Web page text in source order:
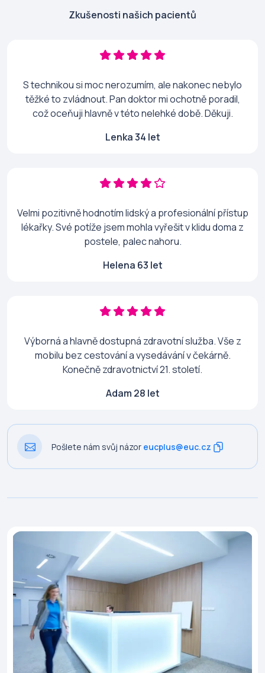
Zkušenosti našich pacientů
S technikou si moc nerozumím, ale nakonec nebylo
těžké to zvládnout. Pan doktor mi ochotně poradil,
což oceňuji hlavně v této nelehké době. Děkuji.
Lenka 34 let
Velmi pozitivně hodnotím lidský a profesionální přístup
lékařky. Své potíže jsem mohla vyřešit v klidu doma z
postele, palec nahoru.
Helena 63 let
Výborná a hlavně dostupná zdravotní služba. Vše z
mobilu bez cestování a vysedávání v čekárně.
Konečně zdravotnictví 21. století.
Adam 28 let
Pošlete nám svůj názor eucplus@euc.cz